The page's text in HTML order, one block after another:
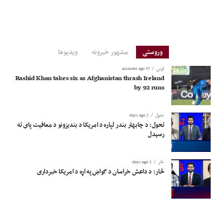
وروستی مشهور خبرونه ویدیوها
لوبی 57 minutes ago
Rashid Khan takes six as Afghanistan thrash Ireland
by 92 runs
تحول 2 days ago
تحول: د چابهار بندر لپاره د امریکا د بندیزونو د معافیت پای ته
رسېدل
څار 2 days ago
څار: د داعش خراسان د ګواښ په اړه د امریکا خبرداری